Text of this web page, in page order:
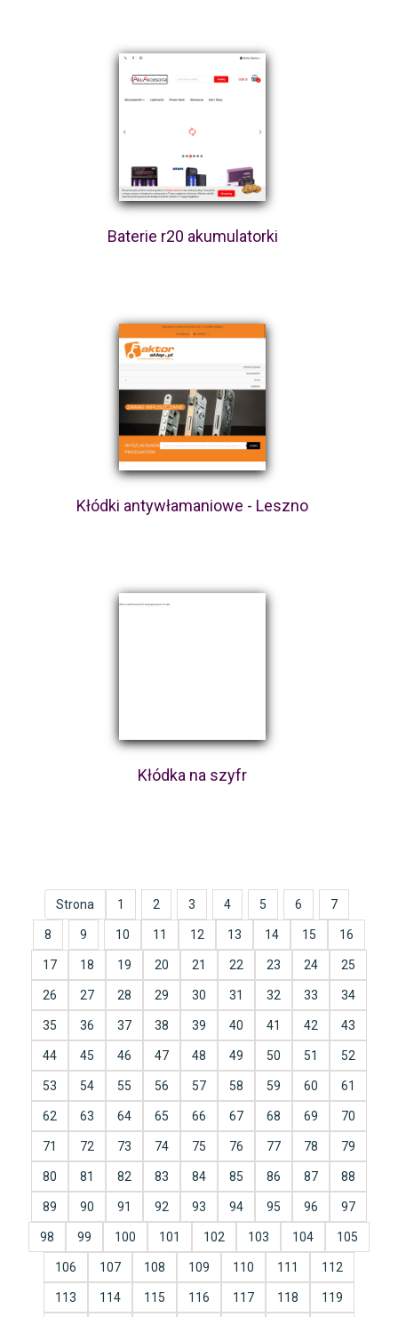
Baterie r20 akumulatorki
Kłódki antywłamaniowe - Leszno
Kłódka na szyfr
Strona 1 2 3 4 5 6 7
8 9 10 11 12 13 14 15 16
17 18 19 20 21 22 23 24 25
26 27 28 29 30 31 32 33 34
35 36 37 38 39 40 41 42 43
44 45 46 47 48 49 50 51 52
53 54 55 56 57 58 59 60 61
62 63 64 65 66 67 68 69 70
71 72 73 74 75 76 77 78 79
80 81 82 83 84 85 86 87 88
89 90 91 92 93 94 95 96 97
98 99 100 101 102 103 104 105
106 107 108 109 110 111 112
113 114 115 116 117 118 119